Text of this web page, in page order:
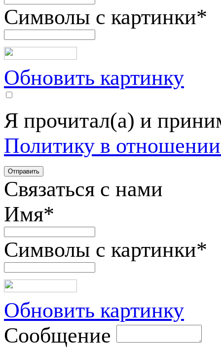
Символы с картинки*
Обновить картинку
Я прочитал(а) и
Политику в
Связаться с нами
Имя*
Символы с картинки*
Обновить картинку
Сообщение